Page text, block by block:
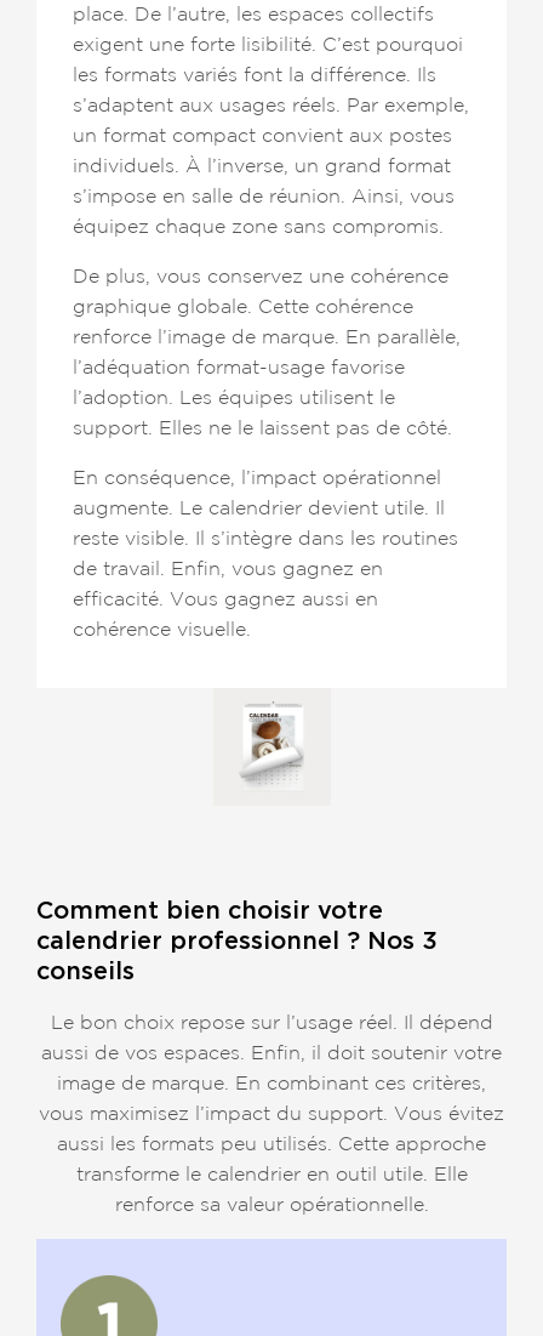
place. De l’autre, les espaces collectifs
exigent une forte lisibilité. C’est pourquoi
les formats variés font la différence. Ils
s’adaptent aux usages réels. Par exemple,
un format compact convient aux postes
individuels. À l’inverse, un grand format
s’impose en salle de réunion. Ainsi, vous
équipez chaque zone sans compromis.
De plus, vous conservez une cohérence
graphique globale. Cette cohérence
renforce l’image de marque. En parallèle,
l’adéquation format-usage favorise
l’adoption. Les équipes utilisent le
support. Elles ne le laissent pas de côté.
En conséquence, l’impact opérationnel
augmente. Le calendrier devient utile. Il
reste visible. Il s’intègre dans les routines
de travail. Enfin, vous gagnez en
efficacité. Vous gagnez aussi en
cohérence visuelle.
Comment bien choisir votre
calendrier professionnel ? Nos 3
conseils
Le bon choix repose sur l’usage réel. Il dépend
aussi de vos espaces. Enfin, il doit soutenir votre
image de marque. En combinant ces critères,
vous maximisez l’impact du support. Vous évitez
aussi les formats peu utilisés. Cette approche
transforme le calendrier en outil utile. Elle
renforce sa valeur opérationnelle.